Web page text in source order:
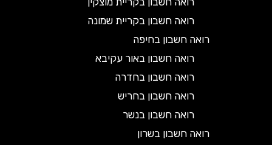
רואה חשבון בקריית שמונה
רואה חשבון בחיפה
רואה חשבון באור עקיבא
רואה חשבון בחדרה
רואה חשבון בחריש
רואה חשבון בנשר
רואה חשבון בשרון